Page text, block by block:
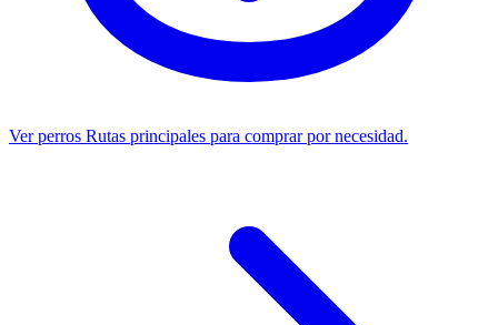
Ver perros Rutas principales para comprar por necesidad.